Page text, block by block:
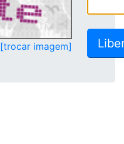
[trocar imagem]